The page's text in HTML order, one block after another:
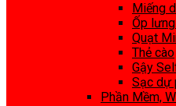
Miếng
Ốp
Quạt
Thẻ cào
Gậy
Sạc dự
Phần Mềm,